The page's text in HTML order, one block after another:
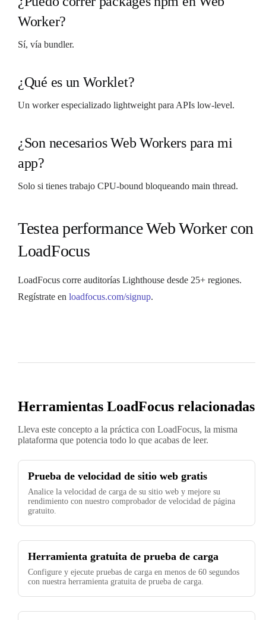
Worker?
Sí, vía bundler.
¿Qué es un Worklet?
Un worker especializado lightweight para APIs low-level.
¿Son necesarios Web Workers para mi
app?
Solo si tienes trabajo CPU-bound bloqueando main thread.
Testea performance Web Worker con
LoadFocus
LoadFocus corre auditorías Lighthouse desde 25+ regiones.
Regístrate en loadfocus.com/signup.
Herramientas LoadFocus relacionadas
Lleva este concepto a la práctica con LoadFocus, la misma
plataforma que potencia todo lo que acabas de leer.
Prueba de velocidad de sitio web gratis
Analice la velocidad de carga de su sitio web y mejore su
rendimiento con nuestro comprobador de velocidad de página
gratuito.
Herramienta gratuita de prueba de carga
Configure y ejecute pruebas de carga en menos de 60 segundos
con nuestra herramienta gratuita de prueba de carga.